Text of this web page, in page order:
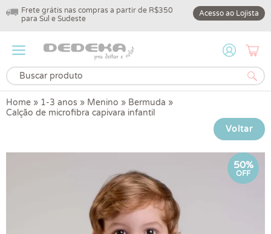
Frete grátis nas compras a partir de R$350
para Sul e Sudeste
10% off na
DEDEKA10
Acesso ao Lojista
Home » 1-3 anos » Menino » Bermuda »
Calção de microfibra capivara infantil
Voltar
50%
OFF